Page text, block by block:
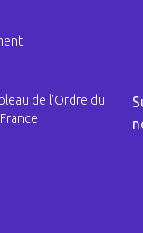
de l’Ordre du